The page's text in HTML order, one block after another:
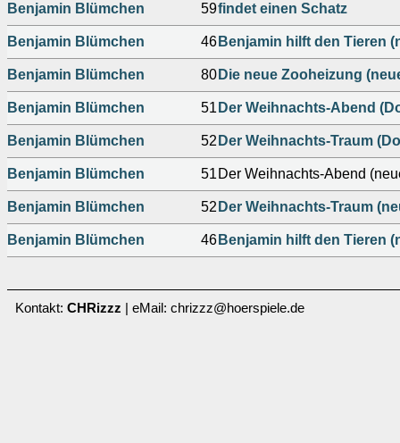
Benjamin Blümchen 59findet einen Schatz
Benjamin Blümchen 46 Benjamin hilft den Tieren
Benjamin Blümchen 80 Die neue Zooheizung
Benjamin Blümchen 51 Der Weihnachts-Abend
Benjamin Blümchen 52 Der Weihnachts-Traum
Benjamin Blümchen 51 Der Weihnachts-Abend
Benjamin Blümchen 52 Der Weihnachts-Traum
Benjamin Blümchen 46 Benjamin hilft den Tieren
Kontakt: CHRizzz | eMail: chrizzz@hoerspiele.de